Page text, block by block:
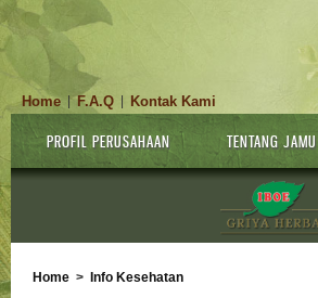
Home |F.A.Q Kontak Kami
PROFIL PERUSAHAAN TENTANG JAMU
Home > Info Kesehatan